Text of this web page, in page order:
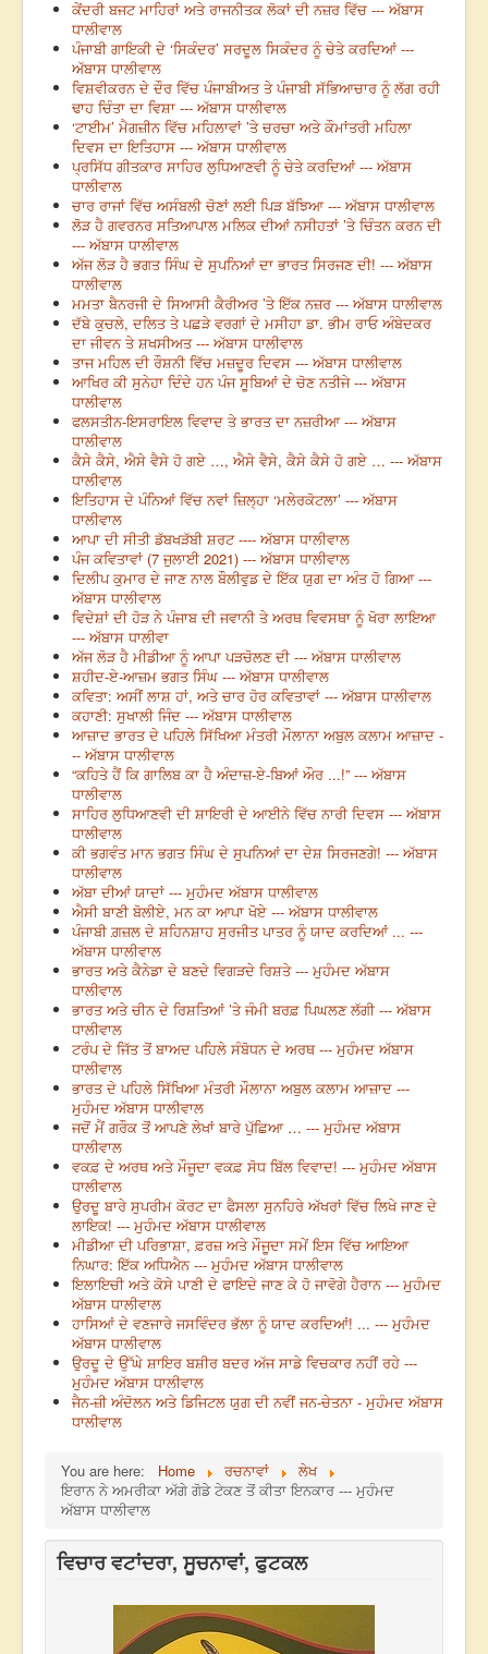
ਕੇਂਦਰੀ ਬਜਟ ਮਾਹਿਰਾਂ ਅਤੇ ਰਾਜਨੀਤਕ ਲੋਕਾਂ ਦੀ ਨਜ਼ਰ ਵਿੱਚ --- ਅੱਬਾਸ
ਧਾਲੀਵਾਲ
ਪੰਜਾਬੀ ਗਾਇਕੀ ਦੇ ‘ਸਿਕੰਦਰ’ ਸਰਦੂਲ ਸਿਕੰਦਰ ਨੂੰ ਚੇਤੇ ਕਰਦਿਆਂ ---
ਅੱਬਾਸ ਧਾਲੀਵਾਲ
ਵਿਸ਼ਵੀਕਰਨ ਦੇ ਦੌਰ ਵਿੱਚ ਪੰਜਾਬੀਅਤ ਤੇ ਪੰਜਾਬੀ ਸੱਭਿਆਚਾਰ ਨੂੰ ਲੱਗ ਰਹੀ
ਢਾਹ ਚਿੰਤਾ ਦਾ ਵਿਸ਼ਾ --- ਅੱਬਾਸ ਧਾਲੀਵਾਲ
‘ਟਾਈਮ’ ਮੈਗਜ਼ੀਨ ਵਿੱਚ ਮਹਿਲਾਵਾਂ ’ਤੇ ਚਰਚਾ ਅਤੇ ਕੌਮਾਂਤਰੀ ਮਹਿਲਾ
ਦਿਵਸ ਦਾ ਇਤਿਹਾਸ --- ਅੱਬਾਸ ਧਾਲੀਵਾਲ
ਪ੍ਰਸਿੱਧ ਗੀਤਕਾਰ ਸਾਹਿਰ ਲੁਧਿਆਣਵੀ ਨੂੰ ਚੇਤੇ ਕਰਦਿਆਂ --- ਅੱਬਾਸ
ਧਾਲੀਵਾਲ
ਚਾਰ ਰਾਜਾਂ ਵਿੱਚ ਅਸੰਬਲੀ ਚੋਣਾਂ ਲਈ ਪਿੜ ਬੱਝਿਆ --- ਅੱਬਾਸ ਧਾਲੀਵਾਲ
ਲੋੜ ਹੈ ਗਵਰਨਰ ਸਤਿਆਪਾਲ ਮਲਿਕ ਦੀਆਂ ਨਸੀਹਤਾਂ ’ਤੇ ਚਿੰਤਨ ਕਰਨ ਦੀ
--- ਅੱਬਾਸ ਧਾਲੀਵਾਲ
ਅੱਜ ਲੋੜ ਹੈ ਭਗਤ ਸਿੰਘ ਦੇ ਸੁਪਨਿਆਂ ਦਾ ਭਾਰਤ ਸਿਰਜਣ ਦੀ! --- ਅੱਬਾਸ
ਧਾਲੀਵਾਲ
ਮਮਤਾ ਬੈਨਰਜੀ ਦੇ ਸਿਆਸੀ ਕੈਰੀਅਰ ’ਤੇ ਇੱਕ ਨਜ਼ਰ --- ਅੱਬਾਸ ਧਾਲੀਵਾਲ
ਦੱਬੇ ਕੁਚਲੇ, ਦਲਿਤ ਤੇ ਪਛੜੇ ਵਰਗਾਂ ਦੇ ਮਸੀਹਾ ਡਾ. ਭੀਮ ਰਾਓ ਅੰਬੇਦਕਰ
ਦਾ ਜੀਵਨ ਤੇ ਸ਼ਖਸੀਅਤ --- ਅੱਬਾਸ ਧਾਲੀਵਾਲ
ਤਾਜ ਮਹਿਲ ਦੀ ਰੌਸ਼ਨੀ ਵਿੱਚ ਮਜ਼ਦੂਰ ਦਿਵਸ --- ਅੱਬਾਸ ਧਾਲੀਵਾਲ
ਆਖਿਰ ਕੀ ਸੁਨੇਹਾ ਦਿੰਦੇ ਹਨ ਪੰਜ ਸੂਬਿਆਂ ਦੇ ਚੋਣ ਨਤੀਜੇ --- ਅੱਬਾਸ
ਧਾਲੀਵਾਲ
ਫਲਸਤੀਨ-ਇਸਰਾਇਲ ਵਿਵਾਦ ਤੇ ਭਾਰਤ ਦਾ ਨਜ਼ਰੀਆ --- ਅੱਬਾਸ
ਧਾਲੀਵਾਲ
ਕੈਸੇ ਕੈਸੇ, ਐਸੇ ਵੈਸੇ ਹੋ ਗਏ …, ਐਸੇ ਵੈਸੇ, ਕੈਸੇ ਕੈਸੇ ਹੋ ਗਏ … --- ਅੱਬਾਸ
ਧਾਲੀਵਾਲ
ਇਤਿਹਾਸ ਦੇ ਪੰਨਿਆਂ ਵਿੱਚ ਨਵਾਂ ਜ਼ਿਲ੍ਹਾ ‘ਮਲੇਰਕੋਟਲਾ’ --- ਅੱਬਾਸ
ਧਾਲੀਵਾਲ
ਆਪਾ ਦੀ ਸੀਤੀ ਡੱਬਖੜੱਬੀ ਸ਼ਰਟ ---- ਅੱਬਾਸ ਧਾਲੀਵਾਲ
ਪੰਜ ਕਵਿਤਾਵਾਂ (7 ਜੁਲਾਈ 2021) --- ਅੱਬਾਸ ਧਾਲੀਵਾਲ
ਦਿਲੀਪ ਕੁਮਾਰ ਦੇ ਜਾਣ ਨਾਲ ਬੌਲੀਵੁਡ ਦੇ ਇੱਕ ਯੁਗ ਦਾ ਅੰਤ ਹੋ ਗਿਆ ---
ਅੱਬਾਸ ਧਾਲੀਵਾਲ
ਵਿਦੇਸ਼ਾਂ ਦੀ ਹੋੜ ਨੇ ਪੰਜਾਬ ਦੀ ਜਵਾਨੀ ਤੇ ਅਰਥ ਵਿਵਸਥਾ ਨੂੰ ਖੋਰਾ ਲਾਇਆ
--- ਅੱਬਾਸ ਧਾਲੀਵਾ
ਅੱਜ ਲੋੜ ਹੈ ਮੀਡੀਆ ਨੂੰ ਆਪਾ ਪੜਚੋਲਣ ਦੀ --- ਅੱਬਾਸ ਧਾਲੀਵਾਲ
ਸ਼ਹੀਦ-ਏ-ਆਜ਼ਮ ਭਗਤ ਸਿੰਘ --- ਅੱਬਾਸ ਧਾਲੀਵਾਲ
ਕਵਿਤਾ: ਅਸੀਂ ਲਾਸ਼ ਹਾਂ, ਅਤੇ ਚਾਰ ਹੋਰ ਕਵਿਤਾਵਾਂ --- ਅੱਬਾਸ ਧਾਲੀਵਾਲ
ਕਹਾਣੀ: ਸੁਖਾਲੀ ਜਿੰਦ --- ਅੱਬਾਸ ਧਾਲੀਵਾਲ
ਆਜ਼ਾਦ ਭਾਰਤ ਦੇ ਪਹਿਲੇ ਸਿੱਖਿਆ ਮੰਤਰੀ ਮੌਲਾਨਾ ਅਬੁਲ ਕਲਾਮ ਆਜ਼ਾਦ -
-- ਅੱਬਾਸ ਧਾਲੀਵਾਲ
“ਕਹਿਤੇ ਹੈਂ ਕਿ ਗਾਲਿਬ ਕਾ ਹੈ ਅੰਦਾਜ਼-ਏ-ਬਿਆਂ ਔਰ ...!” --- ਅੱਬਾਸ
ਧਾਲੀਵਾਲ
ਸਾਹਿਰ ਲੁਧਿਆਣਵੀ ਦੀ ਸ਼ਾਇਰੀ ਦੇ ਆਈਨੇ ਵਿੱਚ ਨਾਰੀ ਦਿਵਸ --- ਅੱਬਾਸ
ਧਾਲੀਵਾਲ
ਕੀ ਭਗਵੰਤ ਮਾਨ ਭਗਤ ਸਿੰਘ ਦੇ ਸੁਪਨਿਆਂ ਦਾ ਦੇਸ਼ ਸਿਰਜਣਗੇ! --- ਅੱਬਾਸ
ਧਾਲੀਵਾਲ
ਅੱਬਾ ਦੀਆਂ ਯਾਦਾਂ --- ਮੁਹੰਮਦ ਅੱਬਾਸ ਧਾਲੀਵਾਲ
ਐਸੀ ਬਾਣੀ ਬੋਲੀਏ, ਮਨ ਕਾ ਆਪਾ ਖੋਏ --- ਅੱਬਾਸ ਧਾਲੀਵਾਲ
ਪੰਜਾਬੀ ਗ਼ਜ਼ਲ ਦੇ ਸ਼ਹਿਨਸ਼ਾਹ ਸੁਰਜੀਤ ਪਾਤਰ ਨੂੰ ਯਾਦ ਕਰਦਿਆਂ ... ---
ਅੱਬਾਸ ਧਾਲੀਵਾਲ
ਭਾਰਤ ਅਤੇ ਕੈਨੇਡਾ ਦੇ ਬਣਦੇ ਵਿਗੜਦੇ ਰਿਸ਼ਤੇ --- ਮੁਹੰਮਦ ਅੱਬਾਸ
ਧਾਲੀਵਾਲ
ਭਾਰਤ ਅਤੇ ਚੀਨ ਦੇ ਰਿਸ਼ਤਿਆਂ ’ਤੇ ਜੰਮੀ ਬਰਫ਼ ਪਿਘਲਣ ਲੱਗੀ --- ਅੱਬਾਸ
ਧਾਲੀਵਾਲ
ਟਰੰਪ ਦੇ ਜਿੱਤ ਤੋਂ ਬਾਅਦ ਪਹਿਲੇ ਸੰਬੋਧਨ ਦੇ ਅਰਥ --- ਮੁਹੰਮਦ ਅੱਬਾਸ
ਧਾਲੀਵਾਲ
ਭਾਰਤ ਦੇ ਪਹਿਲੇ ਸਿੱਖਿਆ ਮੰਤਰੀ ਮੌਲਾਨਾ ਅਬੁਲ ਕਲਾਮ ਆਜ਼ਾਦ ---
ਮੁਹੰਮਦ ਅੱਬਾਸ ਧਾਲੀਵਾਲ
ਜਦੋਂ ਮੈਂ ਗਰੌਕ ਤੋਂ ਆਪਣੇ ਲੇਖਾਂ ਬਾਰੇ ਪੁੱਛਿਆ … --- ਮੁਹੰਮਦ ਅੱਬਾਸ
ਧਾਲੀਵਾਲ
ਵਕਫ਼ ਦੇ ਅਰਥ ਅਤੇ ਮੌਜੂਦਾ ਵਕਫ਼ ਸੋਧ ਬਿੱਲ ਵਿਵਾਦ! --- ਮੁਹੰਮਦ ਅੱਬਾਸ
ਧਾਲੀਵਾਲ
ਉਰਦੂ ਬਾਰੇ ਸੁਪਰੀਮ ਕੋਰਟ ਦਾ ਫੈਸਲਾ ਸੁਨਹਿਰੇ ਅੱਖਰਾਂ ਵਿੱਚ ਲਿਖੇ ਜਾਣ ਦੇ
ਲਾਇਕ! --- ਮੁਹੰਮਦ ਅੱਬਾਸ ਧਾਲੀਵਾਲ
ਮੀਡੀਆ ਦੀ ਪਰਿਭਾਸ਼ਾ, ਫ਼ਰਜ਼ ਅਤੇ ਮੌਜੂਦਾ ਸਮੇਂ ਇਸ ਵਿੱਚ ਆਇਆ
ਨਿਘਾਰ: ਇੱਕ ਅਧਿਐਨ --- ਮੁਹੰਮਦ ਅੱਬਾਸ ਧਾਲੀਵਾਲ
ਇਲਾਇਚੀ ਅਤੇ ਕੋਸੇ ਪਾਣੀ ਦੇ ਫਾਇਦੇ ਜਾਣ ਕੇ ਹੋ ਜਾਵੋਗੇ ਹੈਰਾਨ --- ਮੁਹੰਮਦ
ਅੱਬਾਸ ਧਾਲੀਵਾਲ
ਹਾਸਿਆਂ ਦੇ ਵਣਜਾਰੇ ਜਸਵਿੰਦਰ ਭੱਲਾ ਨੂੰ ਯਾਦ ਕਰਦਿਆਂ! ... --- ਮੁਹੰਮਦ
ਅੱਬਾਸ ਧਾਲੀਵਾਲ
ਉਰਦੂ ਦੇ ਉੱਘੇ ਸ਼ਾਇਰ ਬਸ਼ੀਰ ਬਦਰ ਅੱਜ ਸਾਡੇ ਵਿਚਕਾਰ ਨਹੀਂ ਰਹੇ ---
ਮੁਹੰਮਦ ਅੱਬਾਸ ਧਾਲੀਵਾਲ
ਜੈਨ-ਜ਼ੀ ਅੰਦੋਲਨ ਅਤੇ ਡਿਜਿਟਲ ਯੁਗ ਦੀ ਨਵੀਂ ਜਨ-ਚੇਤਨਾ - ਮੁਹੰਮਦ ਅੱਬਾਸ
ਧਾਲੀਵਾਲ
You are here: Home ਰਚਨਾਵਾਂ
ਲੇਖ
ਇਰਾਨ ਨੇ ਅਮਰੀਕਾ ਅੱਗੇ ਗੋਡੇ ਟੇਕਣ ਤੋਂ ਕੀਤਾ ਇਨਕਾਰ --- ਮੁਹੰਮਦ
ਅੱਬਾਸ ਧਾਲੀਵਾਲ
ਵਿਚਾਰ ਵਟਾਂਦਰਾ, ਸੂਚਨਾਵਾਂ, ਫੁਟਕਲ